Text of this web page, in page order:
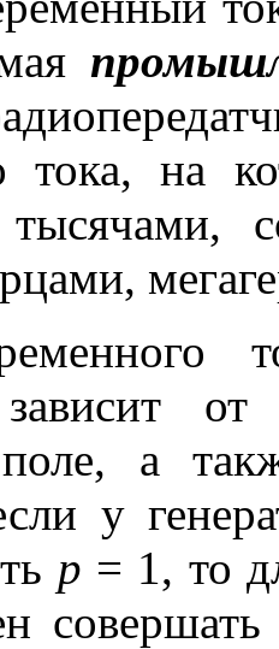
тока, на
тысячами,
зависит
поле, а
у
р = 1, то